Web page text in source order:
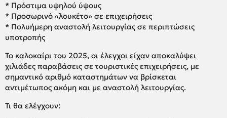
* Πρόστιμα υψηλού ύψους
* Προσωρινό «λουκέτο» σε επιχειρήσεις
* Πολυήμερη αναστολή λειτουργίας σε περιπτώσεις
υποτροπής
Το καλοκαίρι του 2025, οι έλεγχοι είχαν αποκαλύψει
χιλιάδες παραβάσεις σε τουριστικές επιχειρήσεις, με
σημαντικό αριθμό καταστημάτων να βρίσκεται
αντιμέτωπος ακόμη και με αναστολή λειτουργίας.
Τι θα ελέγχουν: